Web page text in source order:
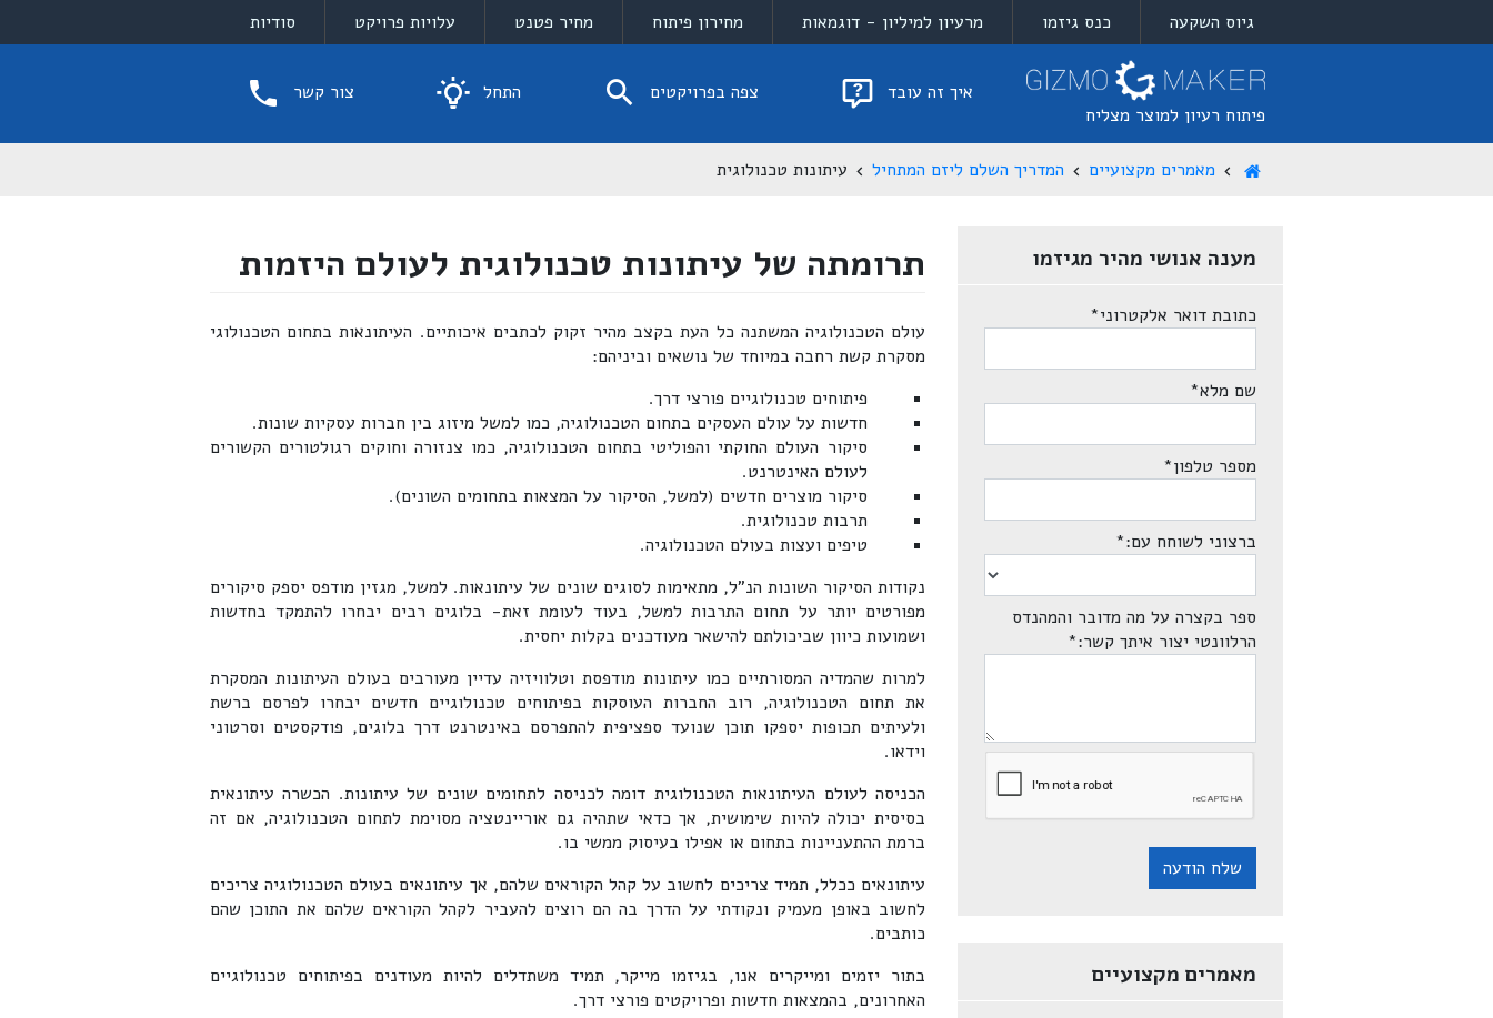
גיוס השקעה כנס גיזמו מרעיון למיליון - דוגמאות מחירון פיתוח מחיר פטנט עלויות פרויקט סודיות
פיתוח רעיון למוצר מצליח
איך זה עובד צפה בפרויקטים התחל צור קשר
מאמרים מקצועיים המדריך השלם ליזם המתחיל עיתונות טכנולוגית
תרומתה של עיתונות טכנולוגית לעולם היזמות
עולם הטכנולוגיה המשתנה כל העת בקצב מהיר זקוק לכתבים איכותיים. העיתונאות בתחום הטכנולוגי
מסקרת קשת רחבה במיוחד של נושאים וביניהם:
פיתוחים טכנולוגיים פורצי דרך.
חדשות על עולם העסקים בתחום הטכנולוגיה, כמו למשל מיזוג בין חברות עסקיות שונות.
סיקור העולם החוקתי והפוליטי בתחום הטכנולוגיה, כמו צנזורה וחוקים רגולטורים הקשורים
לעולם האינטרנט.
סיקור מוצרים חדשים (למשל, הסיקור על המצאות בתחומים השונים).
תרבות טכנולוגית.
טיפים ועצות בעולם הטכנולוגיה.
נקודות הסיקור השונות הנ"ל, מתאימות לסוגים שונים של עיתונאות. למשל, מגזין מודפס יספק סיקורים
מפורטים יותר על תחום התרבות למשל, בעוד לעומת זאת- בלוגים רבים יבחרו להתמקד בחדשות
ושמועות כיוון שביכולתם להישאר מעודכנים בקלות יחסית.
למרות שהמדיה המסורתיים כמו עיתונות מודפסת וטלוויזיה עדיין מעורבים בעולם העיתונות המסקרת
את תחום הטכנולוגיה, רוב החברות העוסקות בפיתוחים טכנולוגיים חדשים יבחרו לפרסם ברשת
ולעיתים תכופות יספקו תוכן שנועד ספציפית להתפרסם באינטרנט דרך בלוגים, פודקסטים וסרטוני
וידאו.
הכניסה לעולם העיתונאות הטכנולוגית דומה לכניסה לתחומים שונים של עיתונות. הכשרה עיתונאית
בסיסית יכולה להיות שימושית, אך כדאי שתהיה גם אוריינטציה מסוימת לתחום הטכנולוגיה, אם זה
ברמת ההתעניינות בתחום או אפילו בעיסוק ממשי בו.
עיתונאים ככלל, תמיד צריכים לחשוב על קהל הקוראים שלהם, אך עיתונאים בעולם הטכנולוגיה צריכים
לחשוב באופן מעמיק ונקודתי על הדרך בה הם רוצים להעביר לקהל הקוראים שלהם את התוכן שהם
כותבים.
בתור יזמים ומייקרים אנו, בגיזמו מייקר, תמיד משתדלים להיות מעודנים בפיתוחים טכנולוגיים
האחרונים, בהמצאות חדשות ופרויקטים פורצי דרך.
מענה אנושי מהיר מגיזמו
כתובת דואר אלקטרוני*
שם מלא*
מספר טלפון*
ברצוני לשוחח עם:*
ספר בקצרה על מה מדובר והמהנדס
הרלוונטי יצור איתך קשר:*
שלח הודעה
מאמרים מקצועיים